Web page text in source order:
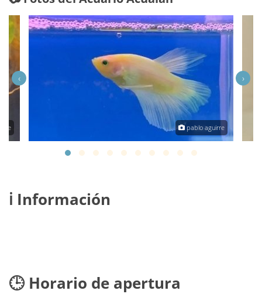
pablo aguirre
‹ ›
ℹ️ Información
🕒 Horario de apertura